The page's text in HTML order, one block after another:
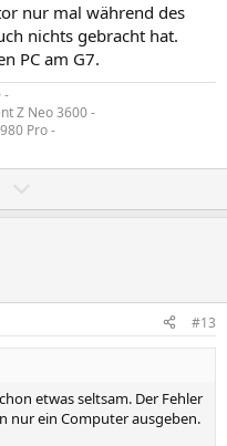
nur mal während des
nichts gebracht hat.
PC am G7.
-
Z Neo 3600 -
Pro -
e
t
v
S
t
#13
etwas seltsam. Der Fehler
nur ein Computer ausgeben.